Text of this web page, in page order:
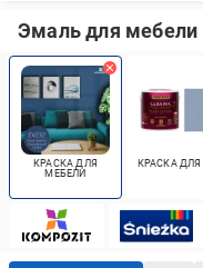
Эмаль для мебели
КРАСКА ДЛЯ
МЕБЕЛИ
КРАСКА ДЛЯ